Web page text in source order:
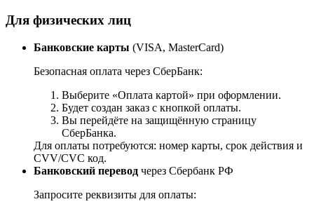
Для физических лиц
Банковские карты (VISA, MasterCard)
Безопасная оплата через СберБанк:
Выберите «Оплата картой» при оформлении.
Будет создан заказ с кнопкой оплаты.
Вы перейдёте на защищённую страницу
СберБанка.
Для оплаты потребуются: номер карты, срок действия и
CVV/CVC код.
Банковский перевод через Сбербанк РФ
Запросите реквизиты для оплаты: